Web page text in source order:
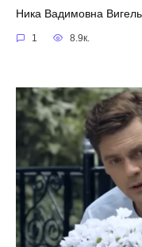
Ника Вадимовна
1 8.9к.